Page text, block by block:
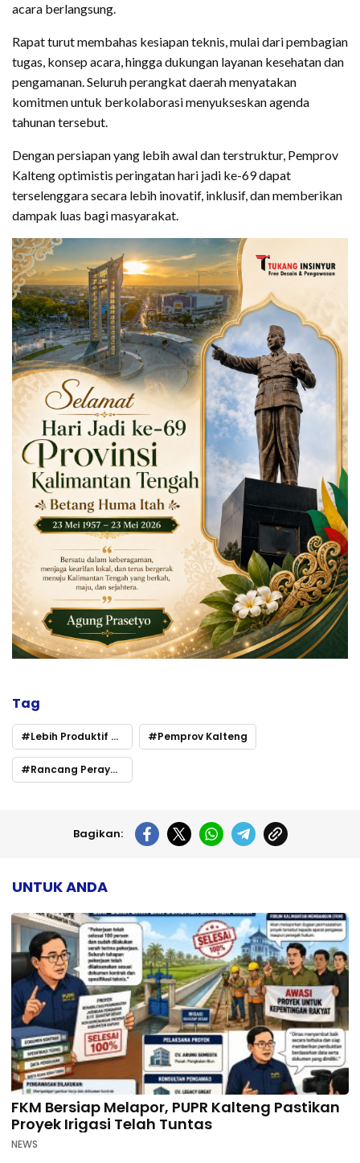
acara berlangsung.
Rapat turut membahas kesiapan teknis, mulai dari pembagian
tugas, konsep acara, hingga dukungan layanan kesehatan dan
pengamanan. Seluruh perangkat daerah menyatakan
komitmen untuk berkolaborasi menyukseskan agenda
tahunan tersebut.
Dengan persiapan yang lebih awal dan terstruktur, Pemprov
Kalteng optimistis peringatan hari jadi ke-69 dapat
terselenggara secara lebih inovatif, inklusif, dan memberikan
dampak luas bagi masyarakat.
Tag
Lebih Produktif dan Berdampak Ekonomi Pemprov Kalteng
Rancang Perayaan Hari Jadi ke-69
Bagikan:
UNTUK ANDA
FKM Bersiap Melapor, PUPR Kalteng Pastikan
Proyek Irigasi Telah Tuntas
NEWS